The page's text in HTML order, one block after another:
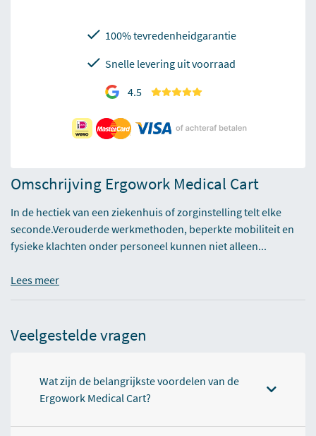
100% tevredenheidgarantie
Snelle levering uit voorraad
4.5
Omschrijving Ergowork Medical Cart
In de hectiek van een ziekenhuis of zorginstelling telt elke
seconde.Verouderde werkmethoden, beperkte mobiliteit en
fysieke klachten onder personeel kunnen niet alleen...
Lees meer
Veelgestelde vragen
Wat zijn de belangrijkste voordelen van de
Ergowork Medical Cart?